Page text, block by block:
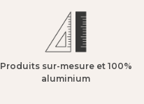
Produits sur-mesure et 100%
aluminium​